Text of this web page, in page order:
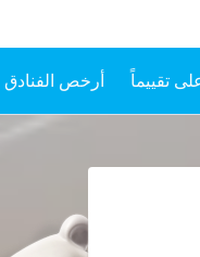
تقييماً أرخص الفنادق